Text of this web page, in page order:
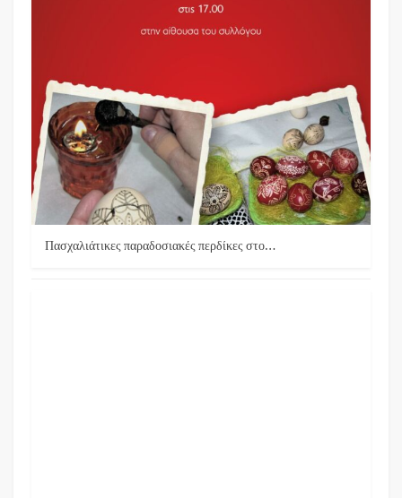
Πασχαλιάτικες παραδοσιακές περδίκες στο…